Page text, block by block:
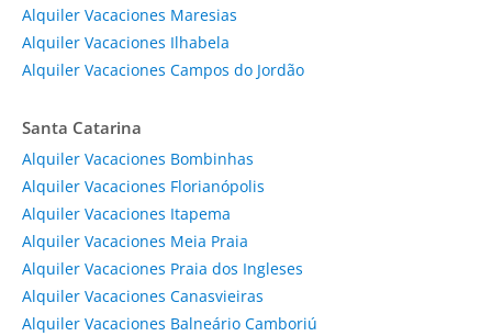
Alquiler Vacaciones Maresias
Alquiler Vacaciones Ilhabela
Alquiler Vacaciones Campos do Jordão
Santa Catarina
Alquiler Vacaciones Bombinhas
Alquiler Vacaciones Florianópolis
Alquiler Vacaciones Itapema
Alquiler Vacaciones Meia Praia
Alquiler Vacaciones Praia dos Ingleses
Alquiler Vacaciones Canasvieiras
Alquiler Vacaciones Balneário Camboriú